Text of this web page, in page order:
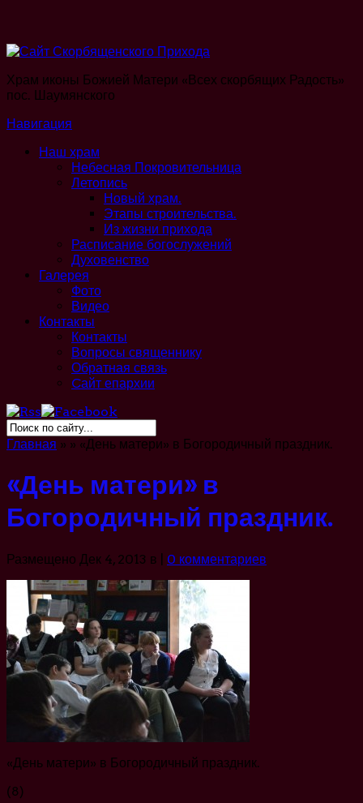
Храм иконы Божией Матери «Всех скорбящих Радость»
пос. Шаумянского
Навигация
Наш храм
Небесная Покровительница
Летопись
Новый храм.
Этапы строительства.
Из жизни прихода
Расписание богослужений
Духовенство
Галерея
Фото
Видео
Контакты
Контакты
Вопросы священнику
Обратная связь
Cайт епархии
Главная » » «День матери» в Богородичный праздник.
«День матери» в
Богородичный праздник.
Размещено Дек 4, 2013 в | 0 комментариев
«День матери» в Богородичный праздник.
(8)